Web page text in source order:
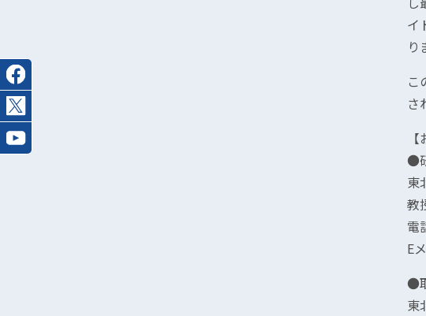
イ
り
こ
さ
●
東
教
電
E
●
東